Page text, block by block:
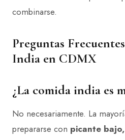
combinarse.
Preguntas
India en CDMX
¿La comida india es
No necesariamente. La
prepararse con picante